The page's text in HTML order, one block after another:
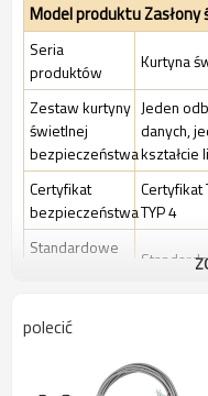
Model produktu
Seria
produktów
Kurtyna
Zestaw kurtyny
świetlnej
bezpieczeństwa
Jeden
danych,
kształcie
Certyfikat
bezpieczeństwa
Certyfikat
TYP 4
Standardowe
Cechy
10mm
polecić